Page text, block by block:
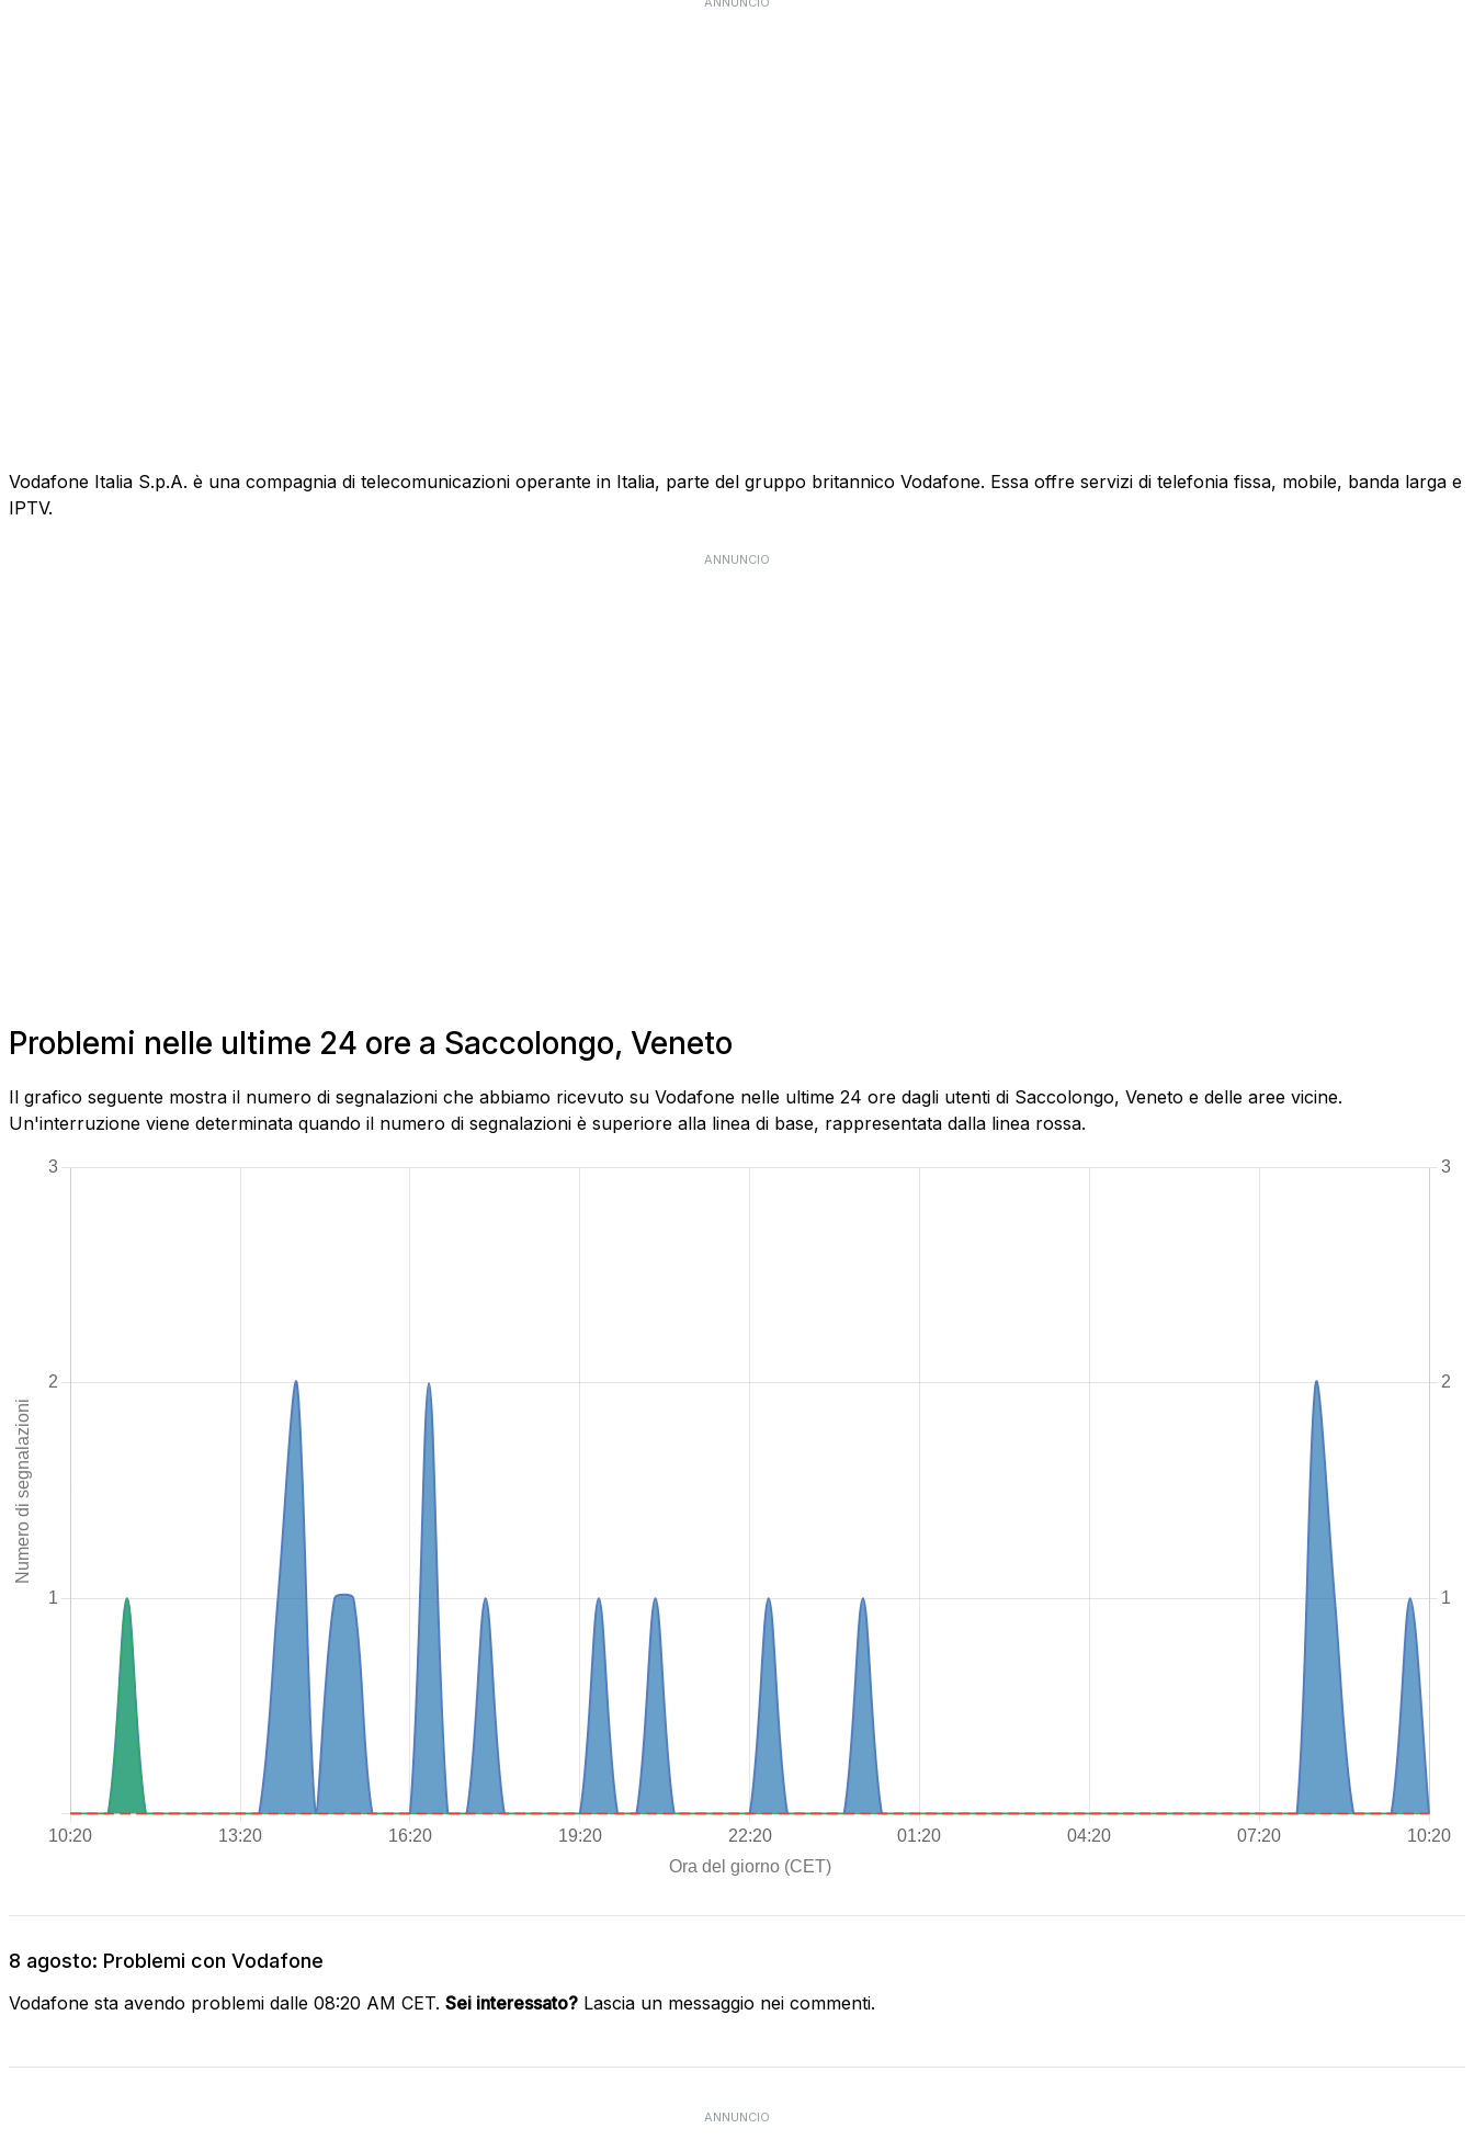
Vodafone Italia S.p.A. è una compagnia di telecomunicazioni operante in Italia, parte del gruppo britannico Vodafone. Essa offre servizi di telefonia fissa, mobile, banda larga e
IPTV.
ANNUNCIO
Problemi nelle ultime 24 ore a Saccolongo, Veneto
Il grafico seguente mostra il numero di segnalazioni che abbiamo ricevuto su Vodafone nelle ultime 24 ore dagli utenti di Saccolongo, Veneto e delle aree vicine.
Un'interruzione viene determinata quando il numero di segnalazioni è superiore alla linea di base, rappresentata dalla linea rossa.
8 agosto: Problemi con Vodafone
Vodafone sta avendo problemi dalle 08:20 AM CET. Sei interessato? Lascia un messaggio nei commenti.
ANNUNCIO